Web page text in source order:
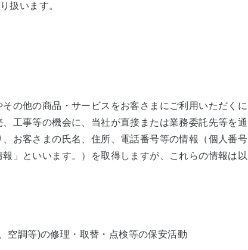
扱います。
の他の商品・サービスをお客さまにご利用いただくに
工事等の機会に、当社が直接または業務委託先等を通
お客さまの氏名、住所、電話番号等の情報（個人番号
」といいます。）を取得しますが、これらの情報は以
空調等)の修理・取替・点検等の保安活動